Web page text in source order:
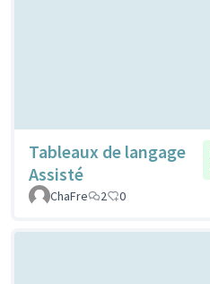
Tableaux de langage
Assisté
ChaFre
2 0